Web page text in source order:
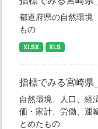
都道府県の自然環境
もの
XLSX XLS
指標でみる宮崎県
自然環境、人口、経
価・家計、労働、運
とめたもの